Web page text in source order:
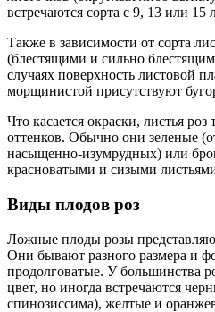
встречаются сорта с 9, 13 или 15
Также в зависимости от сорта
(блестящими и сильно
случаях поверхность листовой
морщинистой присутствуют
Что касается окраски, листья
оттенков. Обычно они зеленые
насыщенно-изумрудных) или
красноватыми и сизыми
Виды плодов роз
Ложные плоды розы
Они бывают разного размера и
продолговатые. У большинства
цвет, но иногда встречаются
спинозиссима), желтые и